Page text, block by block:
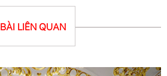
BÀI LIÊN QUAN